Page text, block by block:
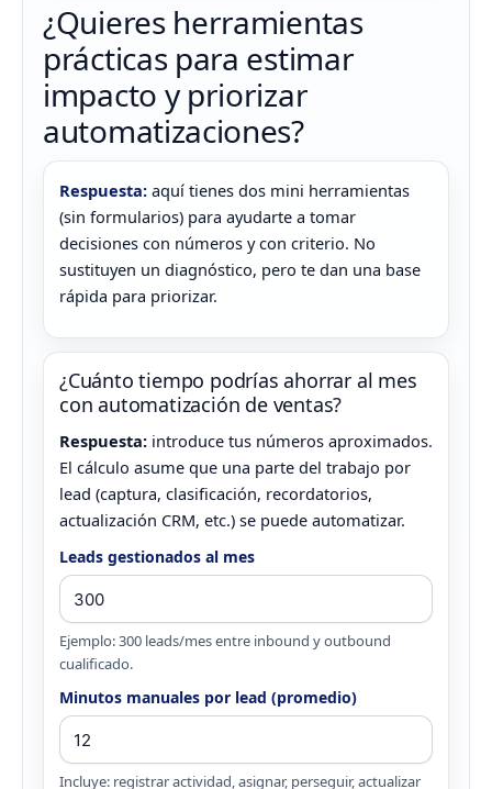
¿Quieres herramientas
prácticas para estimar
impacto y priorizar
automatizaciones?
Respuesta: aquí tienes dos mini herramientas
(sin formularios) para ayudarte a tomar
decisiones con números y con criterio. No
sustituyen un diagnóstico, pero te dan una base
rápida para priorizar.
¿Cuánto tiempo podrías ahorrar al mes
con automatización de ventas?
Respuesta: introduce tus números aproximados.
El cálculo asume que una parte del trabajo por
lead (captura, clasificación, recordatorios,
actualización CRM, etc.) se puede automatizar.
Leads gestionados al mes
Ejemplo: 300 leads/mes entre inbound y outbound
cualificado.
Minutos manuales por lead (promedio)
Incluye: registrar actividad, asignar, perseguir, actualizar